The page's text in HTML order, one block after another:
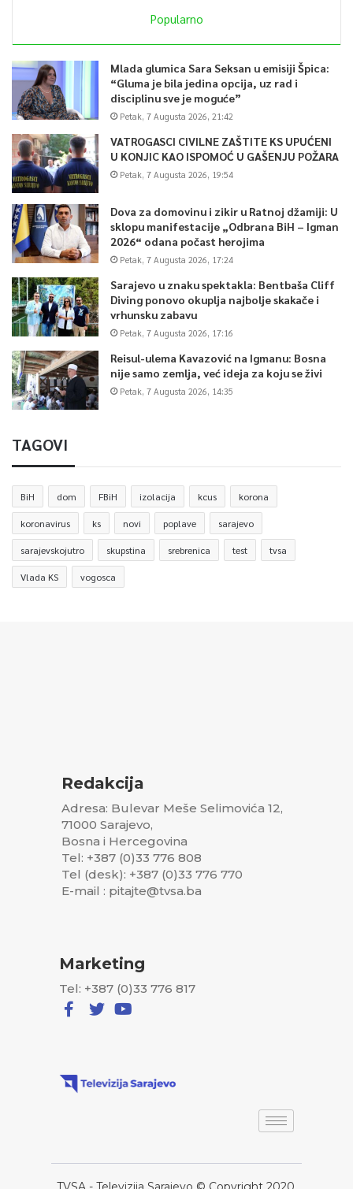
Popularno
Mlada glumica Sara Seksan u emisiji Špica:
“Gluma je bila jedina opcija, uz rad i
disciplinu sve je moguće”
Petak, 7 Augusta 2026, 21:42
VATROGASCI CIVILNE ZAŠTITE KS UPUĆENI
U KONJIC KAO ISPOMOĆ U GAŠENJU POŽARA
Petak, 7 Augusta 2026, 19:54
Dova za domovinu i zikir u Ratnoj džamiji: U
sklopu manifestacije „Odbrana BiH – Igman
2026“ odana počast herojima
Petak, 7 Augusta 2026, 17:24
Sarajevo u znaku spektakla: Bentbaša Cliff
Diving ponovo okuplja najbolje skakače i
vrhunsku zabavu
Petak, 7 Augusta 2026, 17:16
Reisul-ulema Kavazović na Igmanu: Bosna
nije samo zemlja, već ideja za koju se živi
Petak, 7 Augusta 2026, 14:35
TAGOVI
BiH dom FBiH izolacija kcus korona
koronavirus ks novi poplave sarajevo
sarajevskojutro skupstina srebrenica test tvsa
Vlada KS vogosca
Redakcija
Adresa: Bulevar Meše Selimovića 12,
71000 Sarajevo,
Bosna i Hercegovina
Tel: +387 (0)33 776 808
Tel (desk): +387 (0)33 776 770
E-mail : pitajte@tvsa.ba
Marketing
Tel: +387 (0)33 776 817